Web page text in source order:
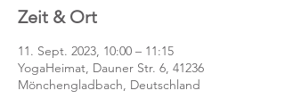
Zeit & Ort
11. Sept. 2023, 10:00 – 11:15
YogaHeimat, Dauner Str. 6, 41236
Mönchengladbach, Deutschland